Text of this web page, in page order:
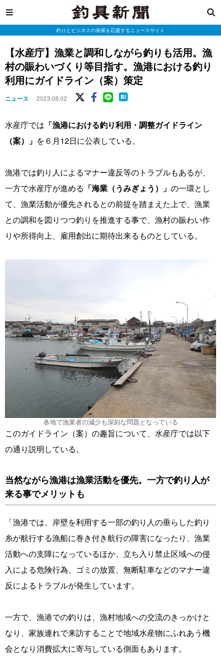
釣りとビジネスの発展を応援するニュースサイト
【水産庁】漁業と調和しながら釣りも活用。漁
村の賑わいづくり等目指す。漁港における釣り
利用にガイドライン（案）策定
ニュース 2023.08.02
水産庁では 「漁港における釣り利用・調整ガイドライン
（案）」 を６月12日に公表している。
漁港では釣り人によるマナー違反等のトラブルもあるが、
一方で水産庁が進める 「海業（うみぎょう）」 の一環とし
て、漁業活動が優先されるとの前提を踏まえた上で、漁業
との調和を図りつつ釣りを推進する事で、漁村の賑わい作
りや所得向上、雇用創出に期待出来るものとしている。
各地で漁業者の減少も深刻な問題となっている
このガイドライン（案）の趣旨について、水産庁では以下
の通り説明している。
当然ながら漁港は漁業活動を優先。一方で釣り人が
来る事でメリットも
「漁港では、岸壁を利用する一部の釣り人の垂らした釣り
糸が航行する漁船に巻き付き航行の障害になったり、漁業
活動への支障になっているほか、立ち入り禁止区域への侵
入による危険行為、ゴミの放置、無断駐車などのマナー違
反によるトラブルが発生しています。
一方で、漁港での釣りは、漁村地域への交流のきっかけと
なり、家族連れで来訪することで地域水産物にふれあう機
会となり消費拡大に寄与している側面もあります。